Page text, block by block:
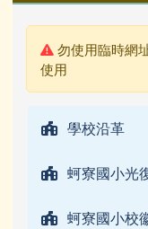
警告:
勿使用臨時網
使用
學校沿革
蚵寮國小光
蚵寮國小校